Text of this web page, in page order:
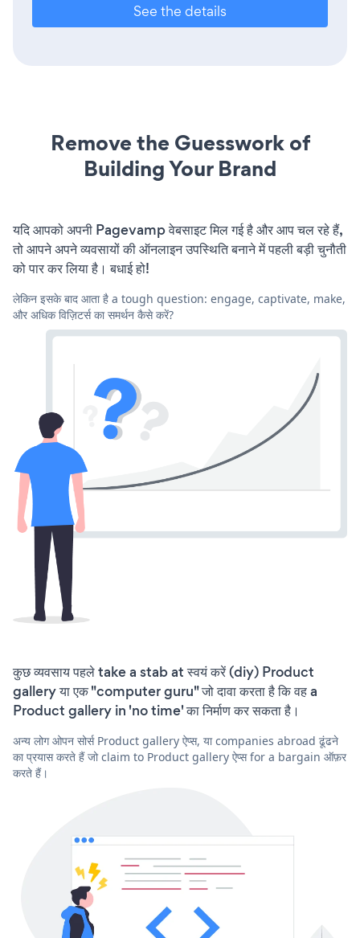
See the details
Remove the Guesswork of
Building Your Brand
यदि आपको अपनी Pagevamp वेबसाइट मिल गई है और आप चल रहे हैं,
तो आपने अपने व्यवसायों की ऑनलाइन उपस्थिति बनाने में पहली बड़ी चुनौती
को पार कर लिया है। बधाई हो!
लेकिन इसके बाद आता है a tough question: engage, captivate, make,
और अधिक विज़िटर्स का समर्थन कैसे करें?
कुछ व्यवसाय पहले take a stab at स्वयं करें (diy) Product
gallery या एक "computer guru" जो दावा करता है कि वह a
Product gallery in 'no time' का निर्माण कर सकता है।
अन्य लोग ओपन सोर्स Product gallery ऐप्स, या companies abroad ढूंढने
का प्रयास करते हैं जो claim to Product gallery ऐप्स for a bargain ऑफ़र
करते हैं।